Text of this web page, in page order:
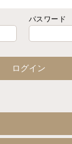
パスワード